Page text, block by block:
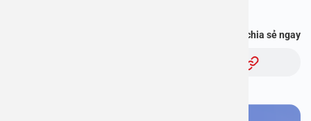
Bạn thấy thông tin này hữu ích, chia sẻ ngay